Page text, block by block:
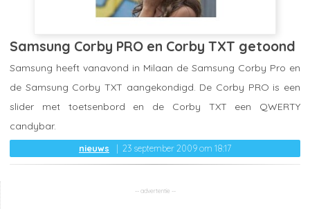
Samsung Corby PRO en Corby TXT getoond
nieuws 23 september 2009 om 18:17
Samsung heeft vanavond in Milaan de Samsung Corby Pro en
de Samsung Corby TXT aangekondigd. De Corby PRO is een
slider met toetsenbord en de Corby TXT een QWERTY
candybar.